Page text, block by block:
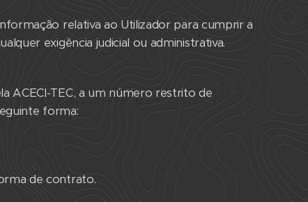
relativa ao Utilizador para cumprir a
exigência judicial ou administrativa.
ACECI-TEC, a um número restrito de
forma:
de contrato.